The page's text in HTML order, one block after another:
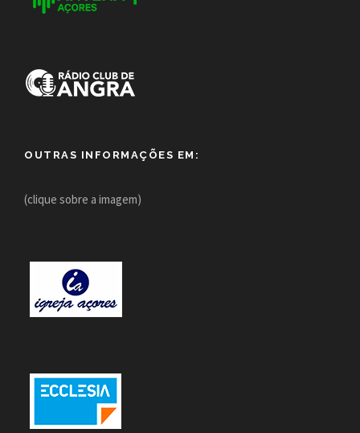
OUTRAS INFORMAÇÕES EM:
(clique sobre a imagem)